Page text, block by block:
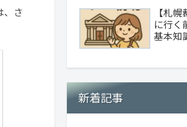
、さ
【札
に行く
基本知
新着記事